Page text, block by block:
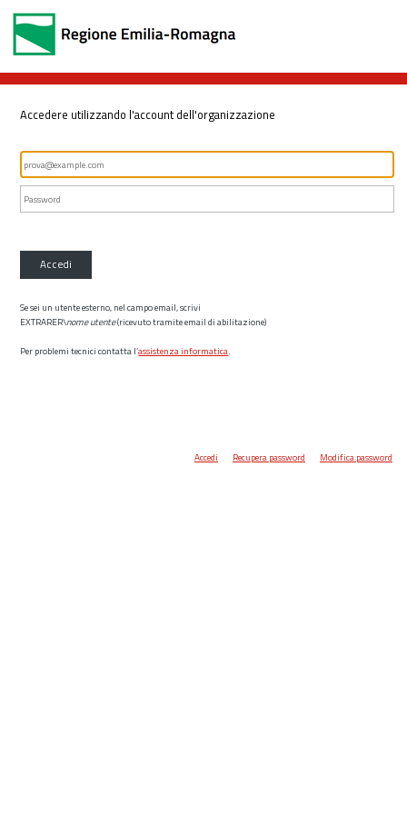
Accedere utilizzando l'account dell'organizzazione
Accedi
Se sei un utente esterno, nel campo email, scrivi
EXTRARER\nome utente(ricevuto tramite email di abilitazione)
Per problemi tecnici contatta l’assistenza informatica.
Accedi Recupera password Modifica password